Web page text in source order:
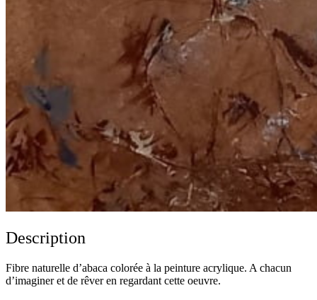
Description
Fibre naturelle d’abaca colorée à la peinture acrylique. A chacun
d’imaginer et de rêver en regardant cette oeuvre.